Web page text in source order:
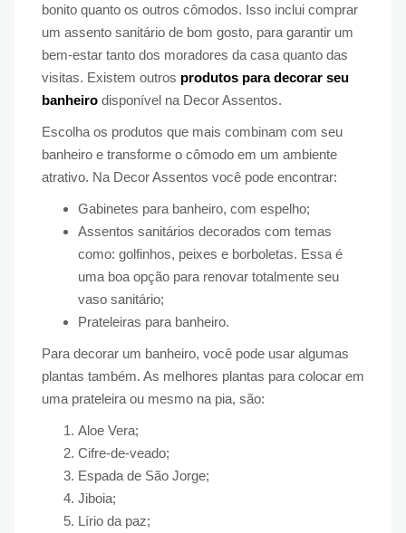
bonito quanto os outros cômodos. Isso inclui comprar
um assento sanitário de bom gosto, para garantir um
bem-estar tanto dos moradores da casa quanto das
visitas. Existem outros produtos para decorar seu
banheiro disponível na Decor Assentos.
Escolha os produtos que mais combinam com seu
banheiro e transforme o cômodo em um ambiente
atrativo. Na Decor Assentos você pode encontrar:
Gabinetes para banheiro, com espelho;
Assentos sanitários decorados com temas
como: golfinhos, peixes e borboletas. Essa é
uma boa opção para renovar totalmente seu
vaso sanitário;
Prateleiras para banheiro.
Para decorar um banheiro, você pode usar algumas
plantas também. As melhores plantas para colocar em
uma prateleira ou mesmo na pia, são:
Aloe Vera;
Cifre-de-veado;
Espada de São Jorge;
Jiboia;
Lírio da paz;